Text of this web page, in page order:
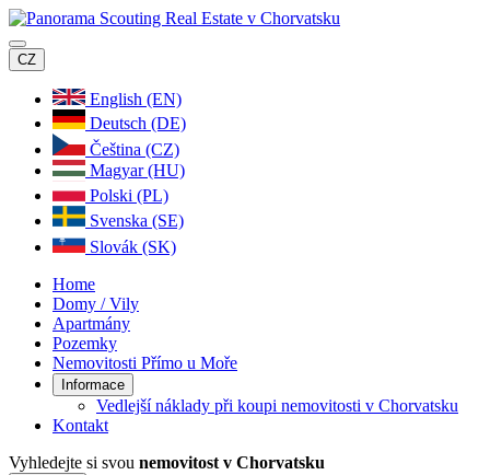
CZ
English (EN)
Deutsch (DE)
Čeština (CZ)
Magyar (HU)
Polski (PL)
Svenska (SE)
Slovák (SK)
Home
Domy / Vily
Apartmány
Pozemky
Nemovitosti Přímo u Moře
Informace
Vedlejší náklady při koupi nemovitosti v Chorvatsku
Kontakt
Vyhledejte si svou nemovitost v Chorvatsku